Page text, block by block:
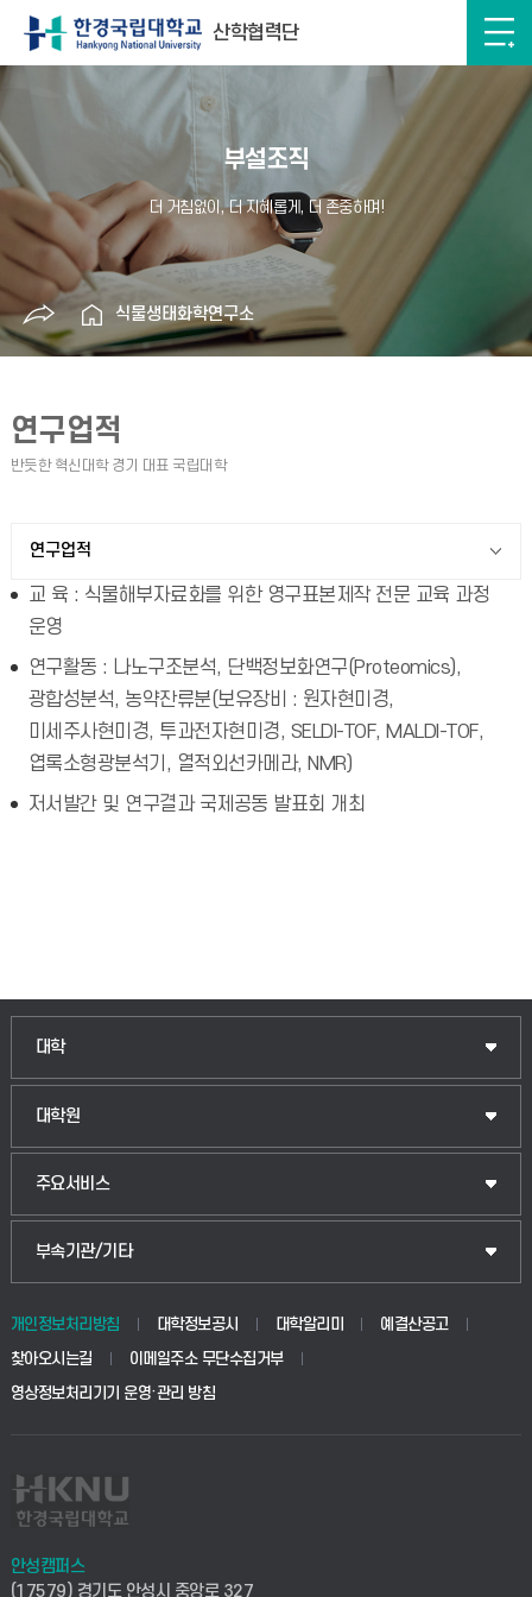
산학협력단
부설조직
식물생태화학연구소
연구업적
연구업적
교 육 : 식물해부자료화를 위한 영구표본제작 전문 교육 과정
운영
연구활동 : 나노구조분석, 단백정보화연구(Proteomics),
광합성분석, 농약잔류분(보유장비 : 원자현미경,
미세주사현미경, 투과전자현미경, SELDI-TOF, MALDI-TOF,
엽록소형광분석기, 열적외선카메라, NMR)
저서발간 및 연구결과 국제공동 발표회 개최
대학
인문융합공공인재학부
법경영학부
생명공학부
사회안전시스템공학부
대학원
일반대학원
산업대학원
공공정책대학원
교육대학원
주요서비스
입학안내
웹메일
학사시스템(전문학사 및 전공심화)
사이버캠퍼스(전문학사 및 전공심화)
시설바로처리서비스
부속기관/기타
중앙도서관
학생생활관(안성)
산학협력단
취업지원센터
개인정보처리방침 대학정보공시 대학알리미
예결산공고
찾아오시는길
이메일주소 무단수집거부
영상정보처리기기 운영·관리 방침
안성캠퍼스
(17579) 경기도 안성시 중앙로 327